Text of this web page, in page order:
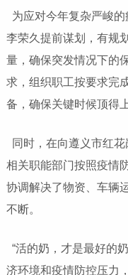
为应对今年复杂严峻
李荣久提前谋划，有规
量，确保突发情况下的
求，组织职工按要求完
备，确保关键时候顶得上
同时，在向遵义市红
相关职能部门按照疫情
协调解决了物资、车辆
不断。
“活的奶，才是最好的
济环境和疫情防控压力